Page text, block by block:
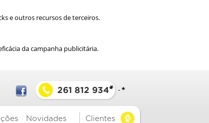
e outros recursos de terceiros.
da campanha publicitária.
-*
Novidades Clientes